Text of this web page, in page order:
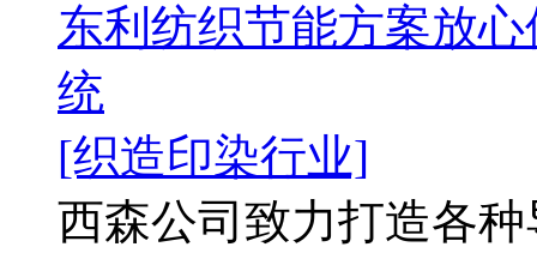
东利纺织节能方案放
统
[织造印染行业]
西森公司致力打造各